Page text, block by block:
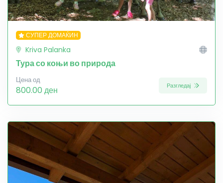
СУПЕР ДОМАЌИН
Kriva Palanka
Тура со коњи во природа
Цена од
800.00 ден Разгледај